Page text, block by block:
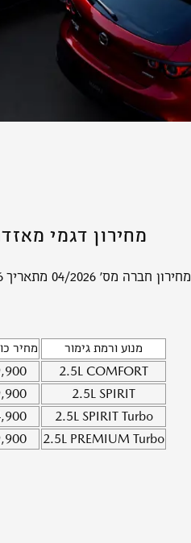
מחירון דגמי
מחירון חברה מס' 04/2026 מתאריך 05.05.2026
מנוע ורמת גימור מחיר
2.5L COMFORT
2.5L SPIRIT
2.5L SPIRIT Turbo
2.5L PREMIUM Turbo